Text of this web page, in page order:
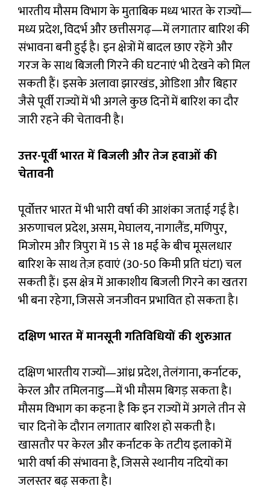
भारतीय मौसम विभाग के मुताबिक मध्य भारत के राज्यों—
मध्य प्रदेश, विदर्भ और छत्तीसगढ़—में लगातार बारिश की
संभावना बनी हुई है। इन क्षेत्रों में बादल छाए रहेंगे और
गरज के साथ बिजली गिरने की घटनाएं भी देखने को मिल
सकती हैं। इसके अलावा झारखंड, ओडिशा और बिहार
जैसे पूर्वी राज्यों में भी अगले कुछ दिनों में बारिश का दौर
जारी रहने की चेतावनी है।
उत्तर-पूर्वी भारत में बिजली और तेज हवाओं की
चेतावनी
पूर्वोत्तर भारत में भी भारी वर्षा की आशंका जताई गई है।
अरुणाचल प्रदेश, असम, मेघालय, नागालैंड, मणिपुर,
मिजोरम और त्रिपुरा में 15 से 18 मई के बीच मूसलधार
बारिश के साथ तेज़ हवाएं (30-50 किमी प्रति घंटा) चल
सकती हैं। इस क्षेत्र में आकाशीय बिजली गिरने का खतरा
भी बना रहेगा, जिससे जनजीवन प्रभावित हो सकता है।
दक्षिण भारत में मानसूनी गतिविधियों की शुरुआत
दक्षिण भारतीय राज्यों—आंध्र प्रदेश, तेलंगाना, कर्नाटक,
केरल और तमिलनाडु—में भी मौसम बिगड़ सकता है।
मौसम विभाग का कहना है कि इन राज्यों में अगले तीन से
चार दिनों के दौरान लगातार बारिश हो सकती है।
खासतौर पर केरल और कर्नाटक के तटीय इलाकों में
भारी वर्षा की संभावना है, जिससे स्थानीय नदियों का
जलस्तर बढ़ सकता है।